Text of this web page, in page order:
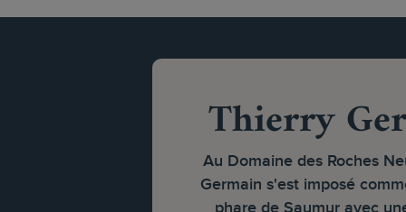
Les ventes en cours
Thierry
Au Domaine des Roches
Germain s'est imposé
phare de Saumur avec